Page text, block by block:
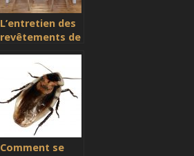
L’entretien des
revêtements de
parquet
Comment se